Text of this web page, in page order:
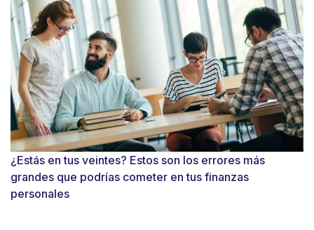
¿Estás en tus veintes? Estos son los errores más
grandes que podrías cometer en tus finanzas
personales